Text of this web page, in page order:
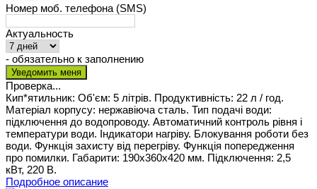
Номер моб. телефона (SMS)
Актуальность
- обязательно к заполнению
Проверка...
Кип*ятильник: Об'єм: 5 літрів. Продуктивність: 22 л / год.
Матеріал корпусу: нержавіюча сталь. Тип подачі води:
підключення до водопроводу. Автоматичний контроль рівня і
температури води. Індикатори нагріву. Блокування роботи без
води. Функція захисту від перегріву. Функція попередження
про помилки. Габарити: 190x360x420 мм. Підключення: 2,5
кВт, 220 В.
Подробное описание